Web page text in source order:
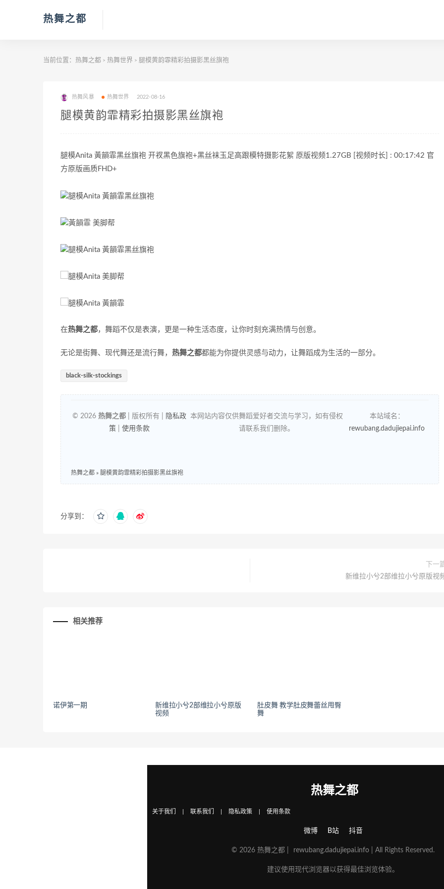
热舞之都
当前位置： 热舞之都 > 热舞世界 > 腿模黄韵霏精彩拍摄影黑丝旗袍
热舞风暴 热舞世界 2022-08-16
腿模黄韵霏精彩拍摄影黑丝旗袍
腿模Anita 黃韻霏黑丝旗袍 开衩黑色旗袍+黑丝袜玉足高跟模特摄影花絮 原版视频1.27GB [视频时长] : 00:17:42 官
方原版画质FHD+
在热舞之都，舞蹈不仅是表演，更是一种生活态度，让你时刻充满热情与创意。
无论是街舞、现代舞还是流行舞， 热舞之都都能为你提供灵感与动力，让舞蹈成为生活的一部分。
black-silk-stockings
© 2026 热舞之都| 版权所有 |
隐私政
策
使用条款
本网站内容仅供舞蹈爱好者交流与学习，如有侵权
请联系我们删除。
本站域名：
rewubang.dadujiepai.info
热舞之都 » 腿模黄韵霏精彩拍摄影黑丝旗袍
分享到：
下一
新维拉小兮2部维拉小兮原版视
相关推荐
诺伊第一期
新维拉小兮2部维拉小兮原版
视频
肚皮舞 教学肚皮舞蕾丝甩臀
舞
热舞之都
关于我们 联系我们 隐私政策 使用条款
微博 B站 抖音
© 2026 热舞之都 | rewubang.dadujiepai.info | All Rights Reserved.
建议使用现代浏览器以获得最佳浏览体验。